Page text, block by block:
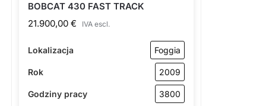
BOBCAT 430 FAST TRACK
21.900,00 € IVA escl.
Lokalizacja Foggia
Rok 2009
Godziny pracy 3800